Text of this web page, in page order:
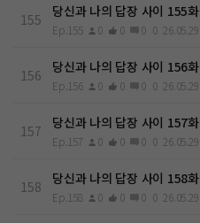
155 당신과 나의 답장 사이 155화
Ep.155 0 0 0 0 26.05.29
156 당신과 나의 답장 사이 156화
Ep.156 0 0 0 0 26.05.29
157 당신과 나의 답장 사이 157화
Ep.157 0 0 0 0 26.05.29
158 당신과 나의 답장 사이 158화
Ep.158 0 0 0 0 26.05.29